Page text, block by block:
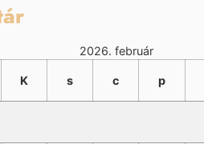
2026. február
K s c p